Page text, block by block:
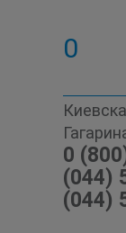
0
0
(044)
(044)